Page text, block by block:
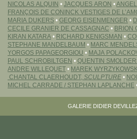
NICOLAS ALQUIN • JACQUES ARON •
FRANÇOIS DE CONINCK VESTIGES DE
MARIA DUKERS • GEORG EISENMENGER •
CECILE GRANIER DE CASSAGNAC • BRION
KIRAN KATARA • RICHARD KENIGSMAN •
STEPHANE MANDELBAUM • MARC
YORGOS PAPAGEORGIOU • MAJA
PAUL SCHROBILTGEN • QUENTIN
ANDRE WILLEQUET • MAREK
CHANTAL CLAERHOUDT, SCULPTURE •
MICHEL CARRADE / STEPHAN LAPLANCHE
GALERIE DIDIER